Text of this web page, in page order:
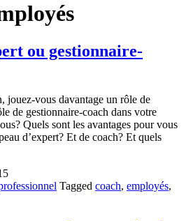
ou gestionnaire-
jouez-vous davantage un rôle de
de gestionnaire-coach dans votre
Quels sont les avantages pour vous
d’expert? Et de coach? Et quels
Tagged coach, employés,